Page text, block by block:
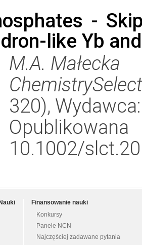
-
like Yb
M.A. Małecka
ChemistrySelect
320),
Opublikowana
10.1002/
Finansowanie nauki
Konkursy
Panele NCN
Najczęściej zadawane pytania